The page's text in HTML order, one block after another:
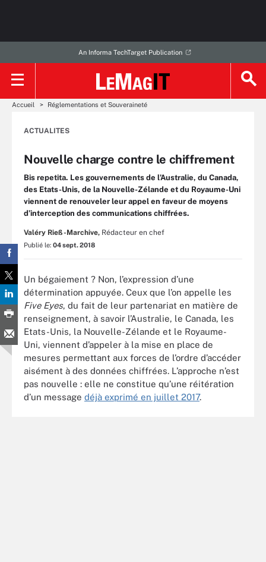
An Informa TechTarget Publication
Accueil Réglementations et Souveraineté
ACTUALITES
Nouvelle charge contre le chiffrement
Bis repetita. Les gouvernements de l’Australie, du Canada,
des Etats-Unis, de la Nouvelle-Zélande et du Royaume-Uni
viennent de renouveler leur appel en faveur de moyens
d’interception des communications chiffrées.
Valéry Rieß-Marchive, Rédacteur en chef
Publié le: 04 sept. 2018
Un bégaiement ? Non, l’expression d’une
détermination appuyée. Ceux que l’on appelle les
Five Eyes, du fait de leur partenariat en matière de
renseignement, à savoir l’Australie, le Canada, les
Etats-Unis, la Nouvelle-Zélande et le Royaume-
Uni, viennent d’appeler à la mise en place de
mesures permettant aux forces de l’ordre d’accéder
aisément à des données chiffrées. L’approche n’est
pas nouvelle : elle ne constitue qu’une réitération
d’un message déjà exprimé en juillet 2017.